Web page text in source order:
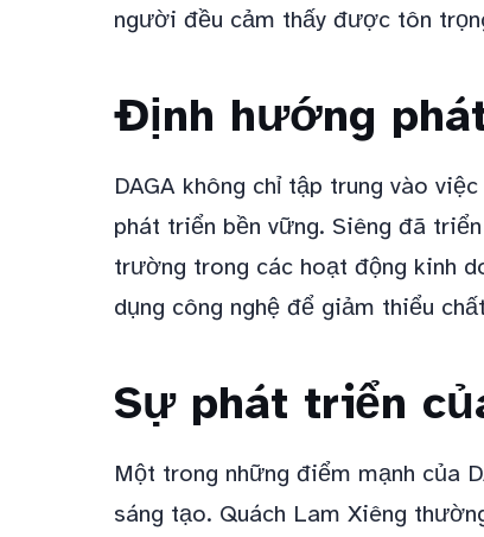
người đều cảm thấy được tôn
Định hướng
DAGA không chỉ tập trung vào
phát triển bền vững. Siêng đã
trường trong các hoạt động kinh
dụng công nghệ để giảm thiểu
Sự phát triển
Một trong những điểm mạnh của
sáng tạo. Quách Lam Xiêng